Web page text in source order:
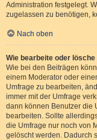
Administration festgelegt.
zugelassen zu benötigen,
Nach oben
Wie bearbeite oder
Wie bei den Beiträgen
einem Moderator oder
Umfrage zu bearbeiten,
immer mit der Umfrage
dann können Benutzer die
bearbeiten. Sollte
die Umfrage nur noch von
gelöscht werden. Dadurch